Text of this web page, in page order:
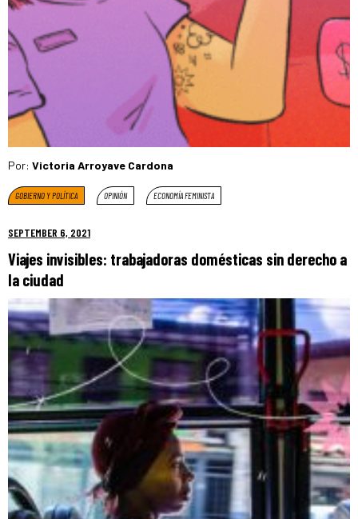
Por: Victoria Arroyave Cardona
GOBIERNO Y POLÍTICA OPINIÓN ECONOMÍA FEMINISTA
SEPTEMBER 6, 2021
Viajes invisibles: trabajadoras domésticas sin derecho a
la ciudad